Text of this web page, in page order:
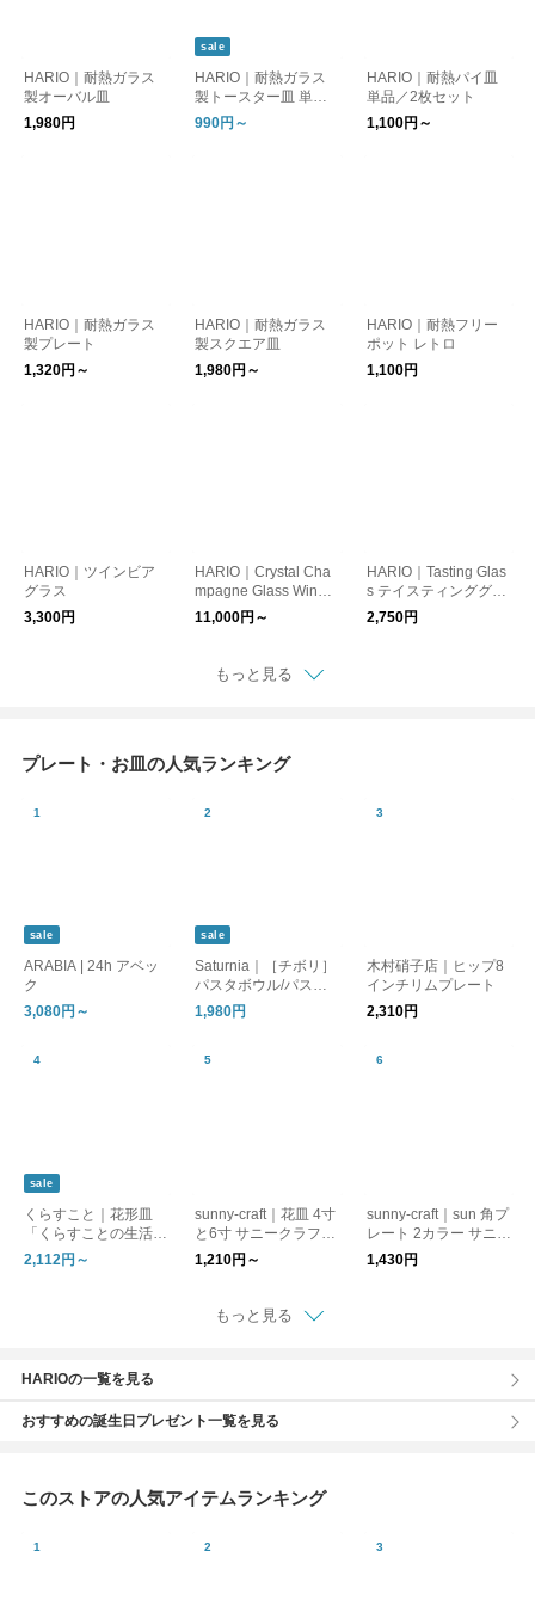
HARIO｜耐熱ガラス
製オーバル皿
1,980円
sale
HARIO｜耐熱ガラス
製トースター皿 単品
／3個セット
990円～
HARIO｜耐熱パイ皿
単品／2枚セット
1,100円～
HARIO｜耐熱ガラス
製プレート
1,320円～
HARIO｜耐熱ガラス
製スクエア皿
1,980円～
HARIO｜耐熱フリー
ポット レトロ
1,100円
HARIO｜ツインビア
グラス
3,300円
HARIO｜Crystal Cha
mpagne Glass Wine
Glass White Red ハリ
オ クリスタル シャン
ングラス
11,000円～
HARIO｜Tasting Glas
s テイスティンググラ
ス
2,750円
もっと見る
プレート・お皿の人気ランキング
sale
ARABIA | 24h アベッ
ク
3,080円～
sale
Saturnia｜［チボリ］
パスタボウル/パスタ
皿
1,980円
木村硝子店｜ヒップ8
インチリムプレート
2,310円
sale
くらすこと｜花形皿
「くらすことの生活道
具 古い器の形シリー
ズ」 ［ 15cm / 18cm
2,112円～
sunny-craft｜花皿 4寸
と6寸 サニークラフト
プレート 信楽焼【新
生活】【カフェ】
1,210円～
sunny-craft｜sun 角プ
レート 2カラー サニー
クラフト 角皿 豆皿 信
楽焼【新生活】【カフ
1,430円
もっと見る
HARIOの一覧を見る
おすすめの誕生日プレゼント一覧を見る
このストアの人気アイテムランキング